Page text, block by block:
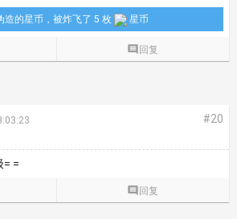
的星币，被炸飞了 5 枚 星币
 回复
#20
=
 回复